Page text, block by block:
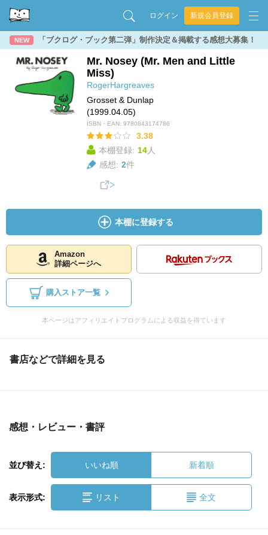
ログイン 新規会員登録
NEW 「ブクログ・ブック第二弾」制作決定＆掲載する感想大募集！
Mr. Nosey (Mr. Men and Little
Miss)
RogerHargreaves
Grosset & Dunlap
(1999.04.05)
ISBN・EAN: 9780843174786
3.38
本棚登録: 14人
感想: 2件
本棚に登録する
Amazon
詳細ページへ
購入ストア一覧
本ページはアフィリエイトプログラムによる収益を得ています
書店などで詳細を見る
感想・レビュー・書評
並び替え: いいね順 新着順
表示形式: リスト 全文